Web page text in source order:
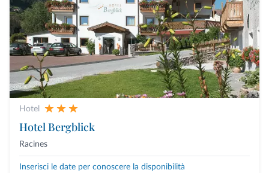
Hotel
Hotel Bergblick
Racines
Inserisci le date per conoscere la disponibilità